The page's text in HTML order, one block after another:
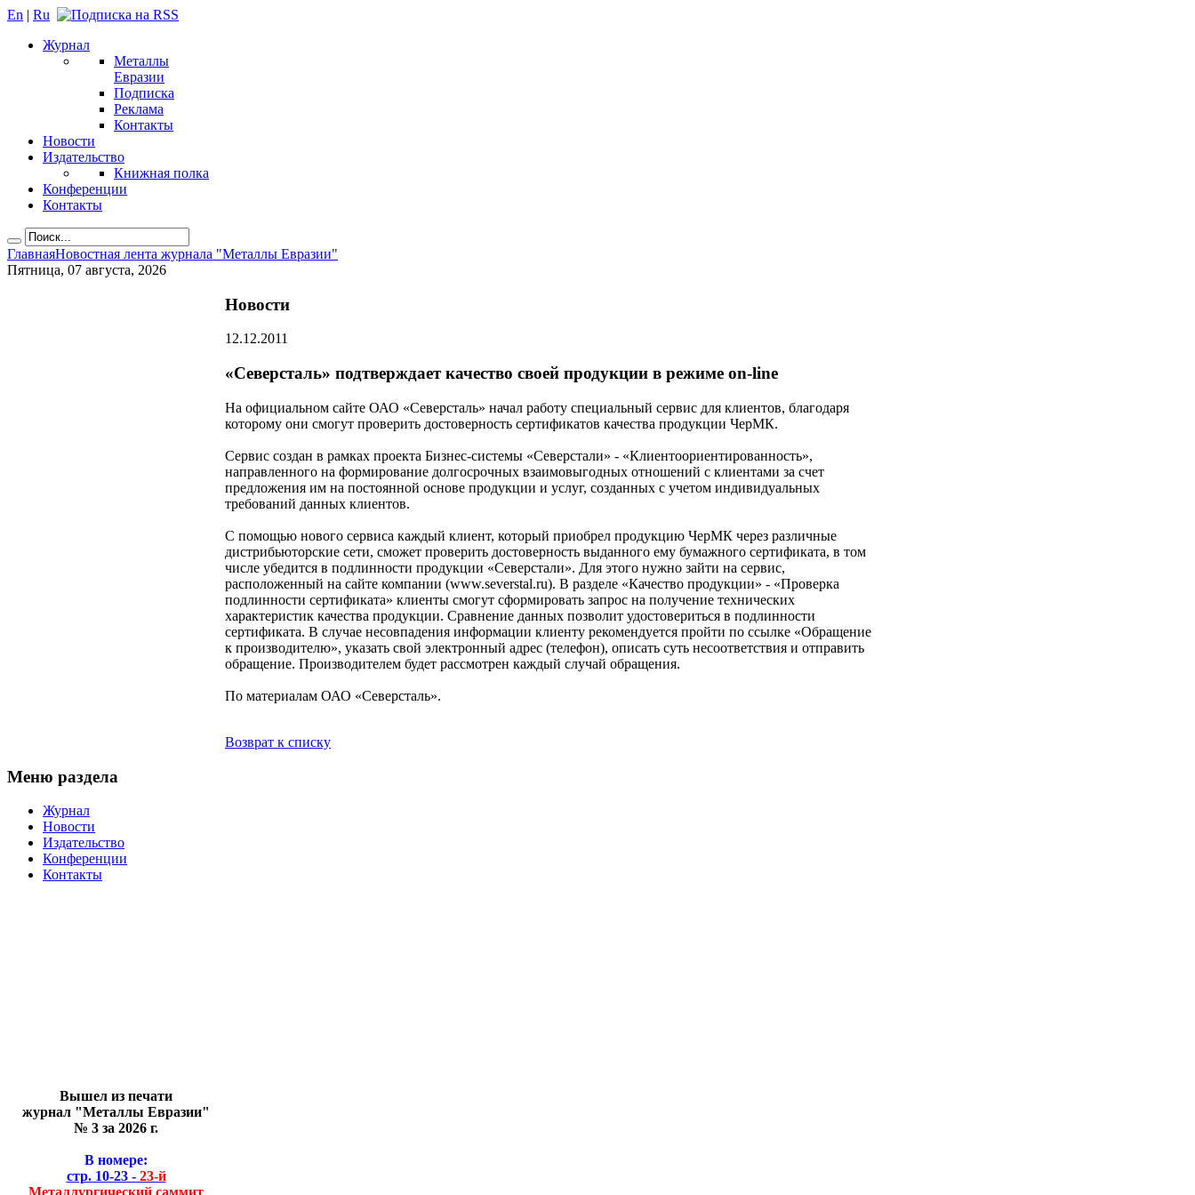
En | Ru
Журнал
Металлы
Евразии
Подписка
Реклама
Контакты
Новости
Издательство
Книжная полка
Конференции
Контакты
ГлавнаяНовостная лента журнала "Металлы Евразии"
Пятница, 07 августа, 2026
Новости
12.12.2011
«Северсталь» подтверждает качество своей продукции в режиме on-line
На официальном сайте ОАО «Северсталь» начал работу специальный сервис для клиентов, благодаря
которому они смогут проверить достоверность сертификатов качества продукции ЧерМК.
Сервис создан в рамках проекта Бизнес-системы «Северстали» - «Клиентоориентированность»,
направленного на формирование долгосрочных взаимовыгодных отношений с клиентами за счет
предложения им на постоянной основе продукции и услуг, созданных с учетом индивидуальных
требований данных клиентов.
С помощью нового сервиса каждый клиент, который приобрел продукцию ЧерМК через различные
дистрибьюторские сети, сможет проверить достоверность выданного ему бумажного сертификата, в том
числе убедится в подлинности продукции «Северстали». Для этого нужно зайти на сервис,
расположенный на сайте компании (www.severstal.ru). В разделе «Качество продукции» - «Проверка
подлинности сертификата» клиенты смогут сформировать запрос на получение технических
характеристик качества продукции. Сравнение данных позволит удостовериться в подлинности
сертификата. В случае несовпадения информации клиенту рекомендуется пройти по ссылке «Обращение
к производителю», указать свой электронный адрес (телефон), описать суть несоответствия и отправить
обращение. Производителем будет рассмотрен каждый случай обращения.
По материалам ОАО «Северсталь».
Возврат к списку
Меню раздела
Журнал
Новости
Издательство
Конференции
Контакты
Вышел из печати
журнал "Металлы Евразии"
№ 3 за 2026 г.
В номере:
стр. 10-23 -23-й